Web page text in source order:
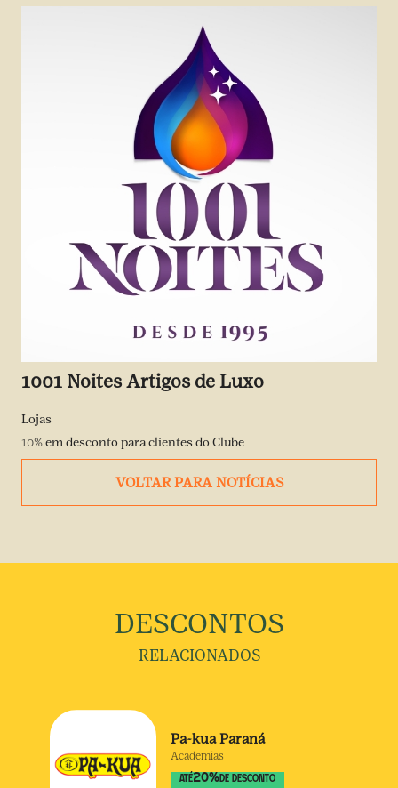
1001 Noites Artigos de Luxo
Lojas
10%em desconto para clientes do Clube
VOLTAR PARA NOTÍCIAS
DESCONTOS
RELACIONADOS
Pa-kua Paraná
Academias
ATÉ20% DE DESCONTO